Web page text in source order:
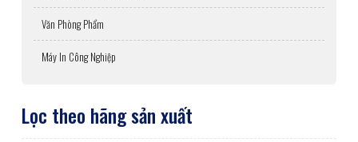
Văn Phòng Phẩm
Máy In Công Nghiệp
Lọc theo hãng sản xuất